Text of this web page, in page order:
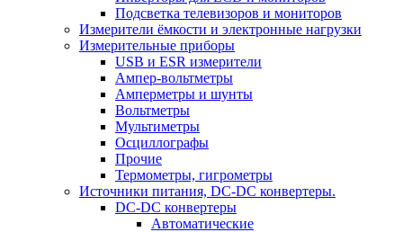
Подсветка телевизоров и мониторов
Измерители ёмкости и электронные нагрузки
Измерительные приборы
USB и ESR измерители
Ампер-вольтметры
Амперметры и шунты
Вольтметры
Мультиметры
Осциллографы
Прочие
Термометры, гигрометры
Источники питания, DC-DC конвертеры.
DC-DC конвертеры
Автоматические